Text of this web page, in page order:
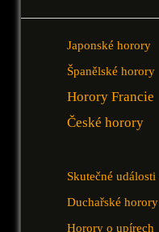
Japonské horory
Španělské horory
Horory Francie
České horory
Skutečné události
Duchařské horory
Horory o upírech